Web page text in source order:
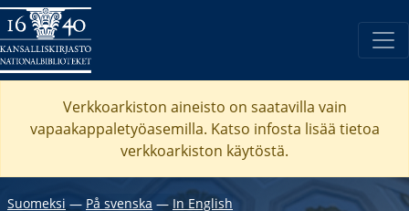
Verkkoarkiston aineisto on saatavilla vain
vapaakappaletyöasemilla. Katso infosta lisää tietoa
verkkoarkiston käytöstä.
Suomeksi ― På svenska ― In English